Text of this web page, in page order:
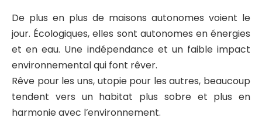
De plus en plus de maisons autonomes voient le
jour. Écologiques, elles sont autonomes en énergies
et en eau. Une indépendance et un faible impact
environnemental qui font rêver.
Rêve pour les uns, utopie pour les autres, beaucoup
tendent vers un habitat plus sobre et plus en
harmonie avec l’environnement.